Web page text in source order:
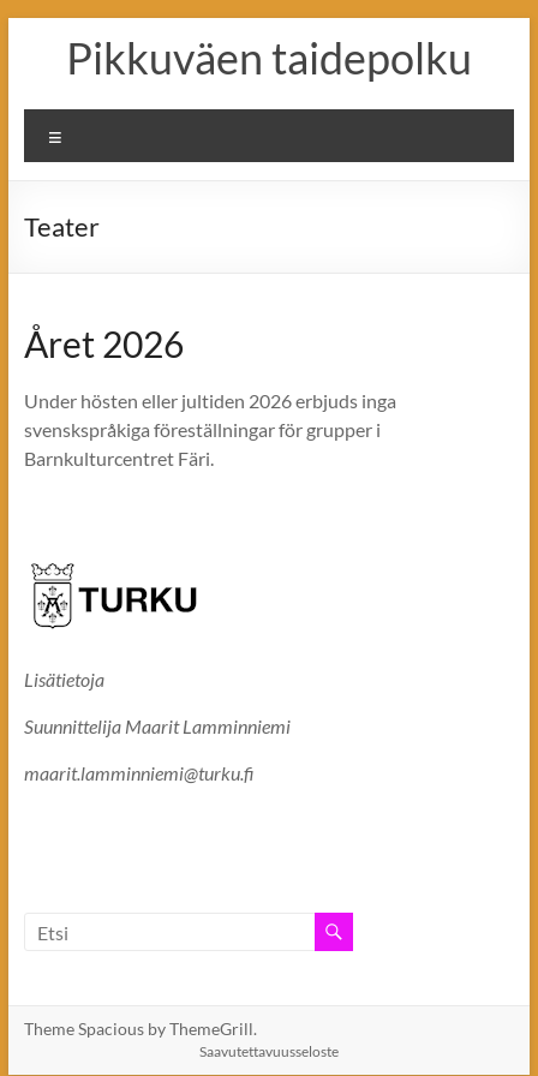
contentPikkuväen taidepolku
Teater
Året 2026
Under hösten eller jultiden 2026 erbjuds inga
svenskspråkiga föreställningar för grupper i
Barnkulturcentret Färi.
Lisätietoja
Suunnittelija Maarit Lamminniemi
maarit.lamminniemi@turku.fi
Theme Spacious by ThemeGrill.
Saavutettavuusseloste